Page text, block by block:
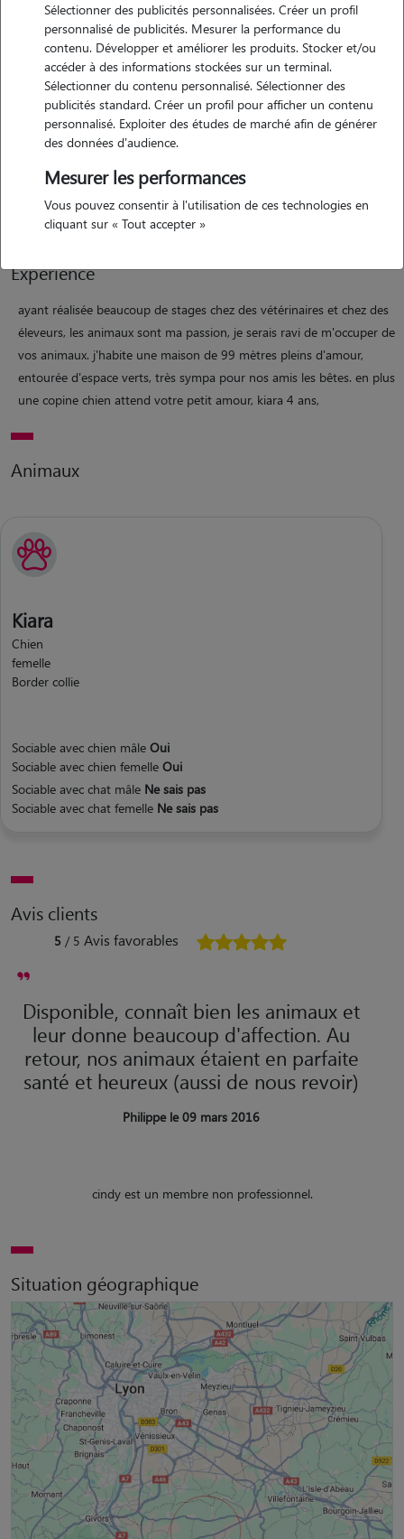
Motivation
ayant pas mal d'expériences et pleins d'amour à donner je vous
propose de garder vos petits protégés le temps de vos vacances,
d'un week end, d'une journée ou même d'une nuit. j'ai possédé tout
genre d'animaux, du chien au rongeur, ce qui m'a permis d'apprendre
au côté de kiara, une border collie femelle qui nous donne beaucoup
d'amour. n'hésitez pas à me contacter pour voir les dispo restantes.
Expérience
ayant réalisée beaucoup de stages chez des vétérinaires et chez des
éleveurs, les animaux sont ma passion, je serais ravi de m'occuper de
vos animaux. j'habite une maison de 99 mètres pleins d'amour,
entourée d'espace verts, très sympa pour nos amis les bêtes. en plus
une copine chien attend votre petit amour, kiara 4 ans,
Animaux
Kiara
Chien
femelle
Border collie
Sociable avec chien mâle Oui
Sociable avec chien femelle Oui
Sociable avec chat mâle Ne sais pas
Sociable avec chat femelle Ne sais pas
Avis clients
5 / 5 Avis favorables
Disponible, connaît bien les animaux et
leur donne beaucoup d'affection. Au
retour, nos animaux étaient en parfaite
santé et heureux (aussi de nous revoir)
Philippe le 09 mars 2016
cindy est un membre non professionnel.
Situation géographique
Sélectionner des publicités personnalisées. Créer un profil
personnalisé de publicités. Mesurer la performance du
contenu. Développer et améliorer les produits. Stocker et/ou
accéder à des informations stockées sur un terminal.
Sélectionner du contenu personnalisé. Sélectionner des
publicités standard. Créer un profil pour afficher un contenu
personnalisé. Exploiter des études de marché afin de générer
des données d'audience.
Mesurer les performances
Vous pouvez consentir à l'utilisation de ces technologies en
cliquant sur « Tout accepter »